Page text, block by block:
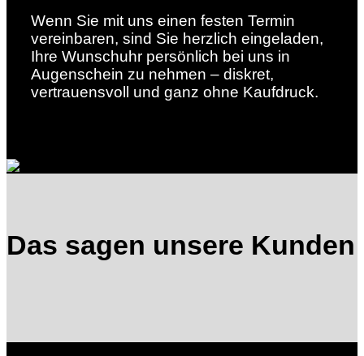
Wenn Sie mit uns einen festen Termin
vereinbaren, sind Sie herzlich eingeladen,
Ihre Wunschuhr persönlich bei uns in
Augenschein zu nehmen – diskret,
vertrauensvoll und ganz ohne Kaufdruck.
Das sagen unsere Kunden